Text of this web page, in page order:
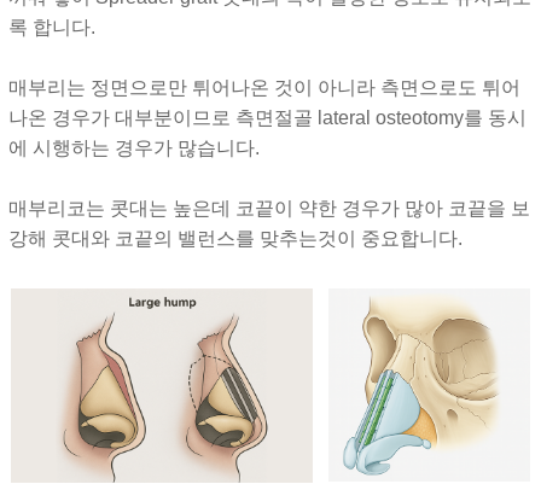
록 합니다.
매부리는 정면으로만 튀어나온 것이 아니라 측면으로도 튀어
나온 경우가 대부분이므로 측면절골 lateral osteotomy를 동시
에 시행하는 경우가 많습니다.
매부리코는 콧대는 높은데 코끝이 약한 경우가 많아 코끝을 보
강해 콧대와 코끝의 밸런스를 맞추는것이 중요합니다.